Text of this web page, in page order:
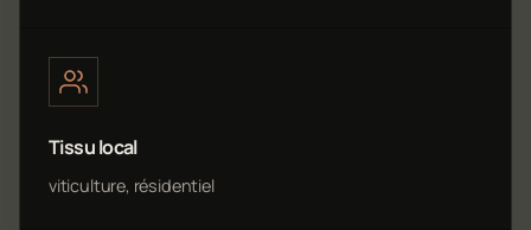
Tissu local
viticulture, résidentiel